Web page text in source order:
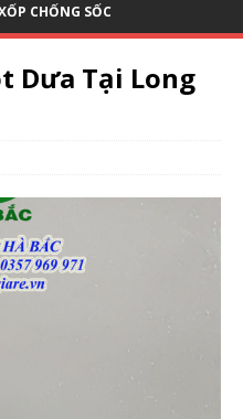
CHỐNG SỐC
Dưa Tại Long